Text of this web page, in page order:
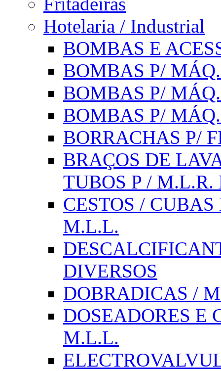
Hotelaria / Industrial
BOMBAS E
BOMBAS P/
BOMBAS P/
BOMBAS P/
BORRACHAS P/
BRAÇOS DE
TUBOS P /
CESTOS /
M.L.L.
DIVERSOS
DOBRADICAS /
DOSEADORES E
M.L.L.